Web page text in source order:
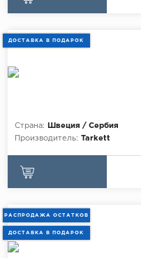
ДОСТАВКА В ПОДАРОК
Страна:
Швеция / Сербия
Производитель: Tarkett
РАСПРОДАЖА ОСТАТКОВ
ДОСТАВКА В ПОДАРОК